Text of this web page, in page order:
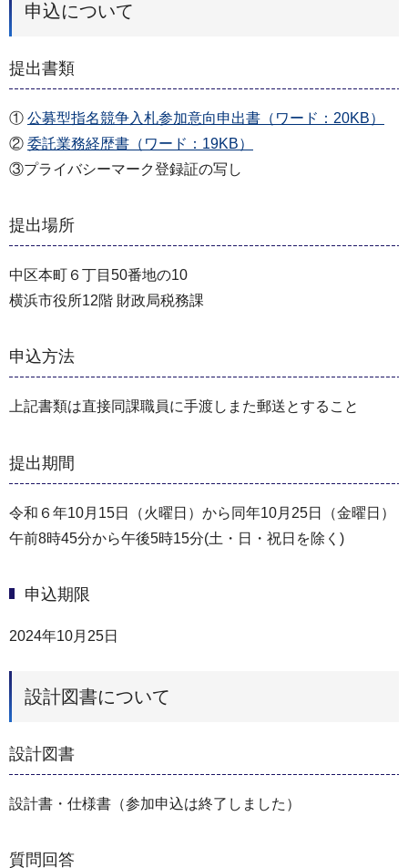
申込について
提出書類
① 公募型指名競争入札参加意向申出書（ワード：20KB）
② 委託業務経歴書（ワード：19KB）
③プライバシーマーク登録証の写し
提出場所
中区本町６丁目50番地の10
横浜市役所12階 財政局税務課
申込方法
上記書類は直接同課職員に手渡しまた郵送とすること
提出期間
令和６年10月15日（火曜日）から同年10月25日（金曜日）
午前8時45分から午後5時15分(土・日・祝日を除く)
申込期限
2024年10月25日
設計図書について
設計図書
設計書・仕様書（参加申込は終了しました）
質問回答